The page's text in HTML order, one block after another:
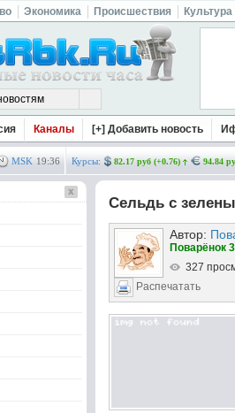
Экономика Происшествия Культура
Каналы [+] Добавить новость
MSK 19:36 Курсы: 82.17 руб (+0.76) 94.84
Сельдь с
Автор:
Поварёнок
327
Распечатать